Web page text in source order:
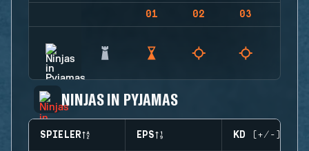
01 02 03
NINJAS IN PYJAMAS
SPIELER EPS KD (+/-)